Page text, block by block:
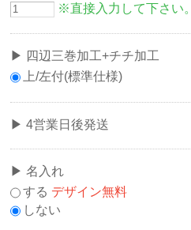
※直接入力して下さい。
四辺三巻加工+チチ加工
上/左付(標準仕様)
4営業日後発送
名入れ
する デザイン無料
しない